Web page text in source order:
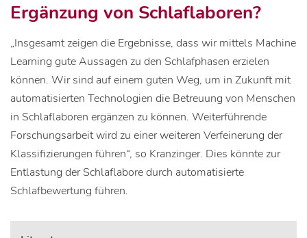
Ergänzung von Schlaflaboren?
„Insgesamt zeigen die Ergebnisse, dass wir mittels Machine
Learning gute Aussagen zu den Schlafphasen erzielen
können. Wir sind auf einem guten Weg, um in Zukunft mit
automatisierten Technologien die Betreuung von Menschen
in Schlaflaboren ergänzen zu können. Weiterführende
Forschungsarbeit wird zu einer weiteren Verfeinerung der
Klassifizierungen führen“, so Kranzinger. Dies könnte zur
Entlastung der Schlaflabore durch automatisierte
Schlafbewertung führen.